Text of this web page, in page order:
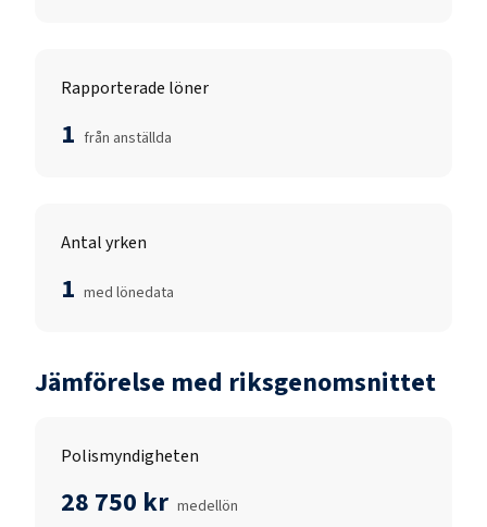
Rapporterade löner
1 från anställda
Antal yrken
1 med lönedata
Jämförelse med riksgenomsnittet
Polismyndigheten
28 750 kr medellön